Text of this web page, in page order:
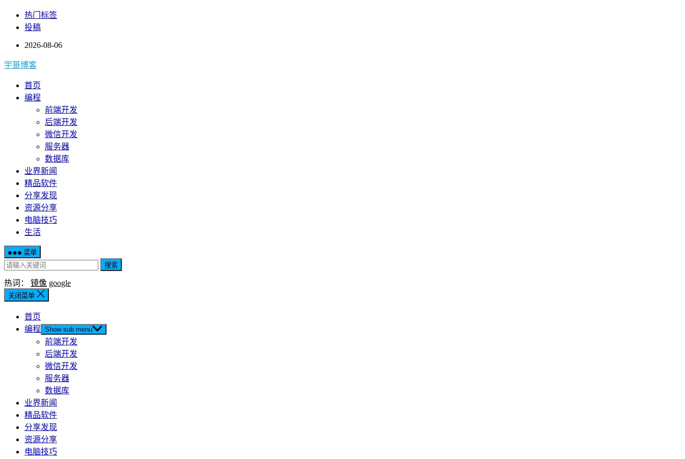
热门标签
投稿
2026-08-06
宇哥博客
首页
编程
前端开发
后端开发
微信开发
服务器
数据库
业界新闻
精品软件
分享发现
资源分享
电脑技巧
生活
菜单
搜索
热词： 镜像 google
关闭菜单
首页
编程 Show sub menu
前端开发
后端开发
微信开发
服务器
数据库
业界新闻
精品软件
分享发现
资源分享
电脑技巧